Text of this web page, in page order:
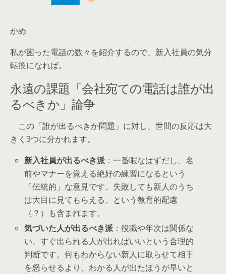
かめ
私が困った電話の数々を紹介するので、新入社員の気分
転換になれば。
永遠の課題「会社宛ての電話は誰が出
るべきか」論争
この「誰が出るべきか問題」に対し、世間の反応は大
きく3つに分かれます。
新入社員が出るべき派 ：一番暇なはずだし、名
前やマナーを覚える絶好の練習になるという
「伝統的」な意見です。失敗しても新人のうち
は大目に見てもらえる、という教育的配慮
（？）も含まれます。
気づいた人が出るべき派 ：役職や年次は関係な
い、すぐ出られる人が出ればいいという合理的
判断です。何もわからない新人に取らせて相手
を怒らせるより、わかる人が出たほうが早いと